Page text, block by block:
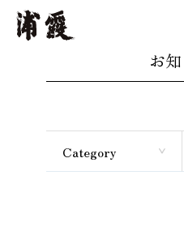
お
Category